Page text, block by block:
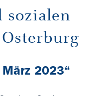
sozialen
2023“